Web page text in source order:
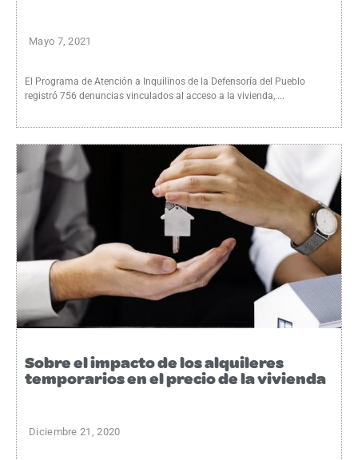
Mayo 7, 2021
El Programa de Atención a Inquilinos de la Defensoría del Pueblo
registró 756 denuncias vinculados al acceso a la vivienda,....
Sobre el impacto de los alquileres
temporarios en el precio de la vivienda
Diciembre 21, 2020